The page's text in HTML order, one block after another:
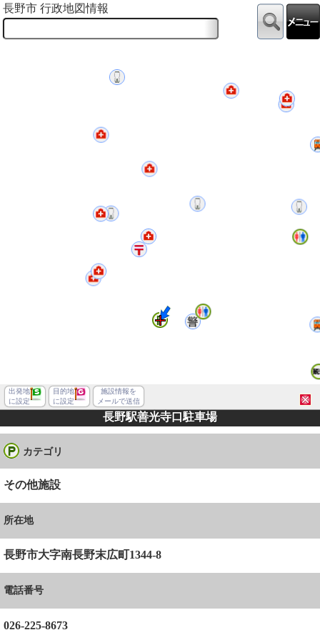
長野市 行政地図情報
出発地
に設定
目的地
に設定
施設情報を
メールで送信
長野駅善光寺口駐車場
カテゴリ
その他施設
所在地
長野市大字南長野末広町1344-8
電話番号
026-225-8673